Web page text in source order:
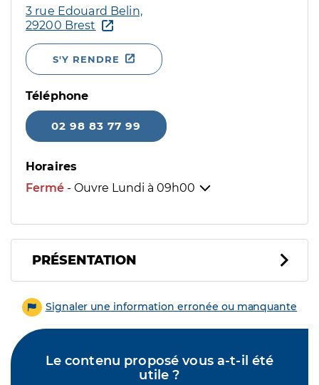
3 rue Edouard Belin,
29200 Brest
S'Y RENDRE
Téléphone
02 98 83 77 99
Horaires
Fermé - Ouvre Lundi à 09h00
PRÉSENTATION
Signaler une information erronée ou manquante
Le contenu proposé vous a-t-il été
utile ?